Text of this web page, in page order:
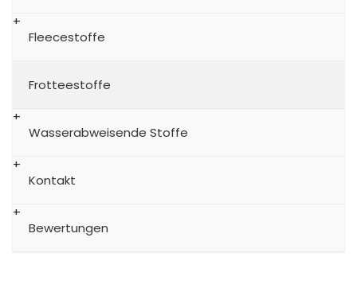
Fleecestoffe
Frotteestoffe
Wasserabweisende Stoffe
Kontakt
Bewertungen